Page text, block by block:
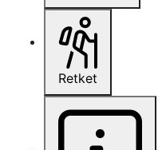
Retket